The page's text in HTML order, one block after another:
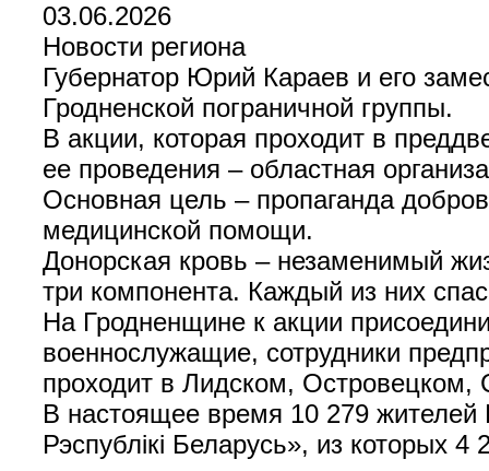
03.06.2026
Новости региона
Губернатор Юрий Караев и его
Гродненской пограничной группы.
В акции, которая проходит в
ее проведения – областная
Основная цель – пропаганда
медицинской помощи.
Донорская кровь – незаменимый
три компонента. Каждый из них
На Гродненщине к акции
военнослужащие, сотрудники
проходит в Лидском,
В настоящее время 10 279 жителей
Рэспублiкi Беларусь», из которых 4